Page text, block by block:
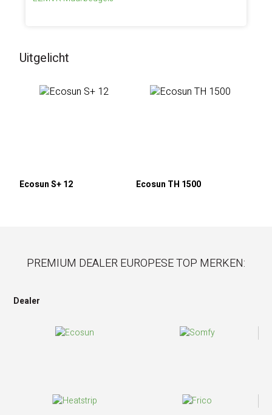
Uitgelicht
Ecosun S+ 12 Ecosun TH 1500
PREMIUM DEALER EUROPESE TOP MERKEN:
Dealer